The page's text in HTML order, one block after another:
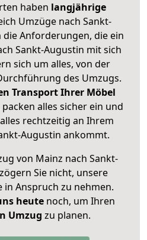
haben langjährige
Umzüge nach Sankt-
Anforderungen, die ein
Sankt-Augustin mit sich
sich um alles, von der
des Umzugs.
Transport Ihrer Möbel
packen alles sicher ein und
rechtzeitig an Ihrem
Augustin ankommt.
von Mainz nach Sankt-
Sie nicht, unsere
Anspruch zu nehmen.
heutenoch, um Ihren
Umzug zu planen.